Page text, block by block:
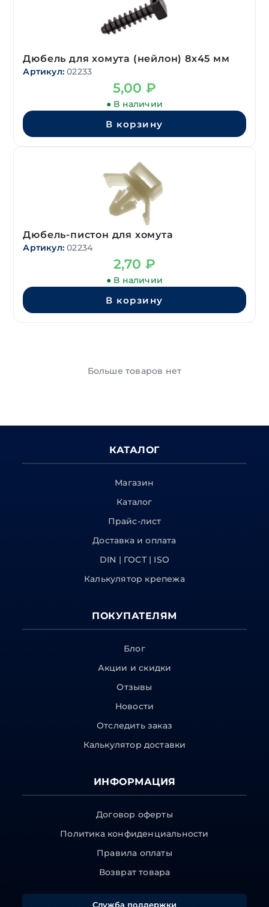
Дюбель для хомута (нейлон) 8х45 мм
Артикул: 02233
5,00 ₽
● В наличии
В корзину
Дюбель-пистон для хомута
Артикул: 02234
2,70 ₽
● В наличии
В корзину
Больше товаров нет
КАТАЛОГ
Магазин
Каталог
Прайс-лист
Доставка и оплата
DIN | ГОСТ | ISO
Калькулятор крепежа
ПОКУПАТЕЛЯМ
Блог
Акции и скидки
Отзывы
Новости
Отследить заказ
Калькулятор доставки
ИНФОРМАЦИЯ
Договор оферты
Политика конфиденциальности
Правила оплаты
Возврат товара
Служба поддержки